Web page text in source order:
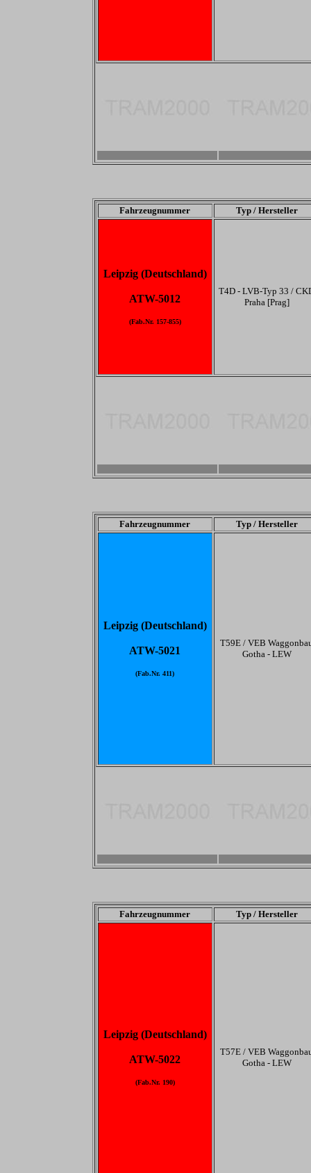
Fahrzeugnummer Typ / Hersteller
Leipzig (Deutschland)
ATW-5012
(Fab.Nr. 157-855)
T4D - LVB-Typ 33 /
Praha [Prag]
Fahrzeugnummer Typ / Hersteller
Leipzig (Deutschland)
ATW-5021
(Fab.Nr. 411)
T59E / VEB
Gotha - LEW
Fahrzeugnummer Typ / Hersteller
Leipzig (Deutschland)
ATW-5022
(Fab.Nr. 190)
T57E / VEB
Gotha - LEW